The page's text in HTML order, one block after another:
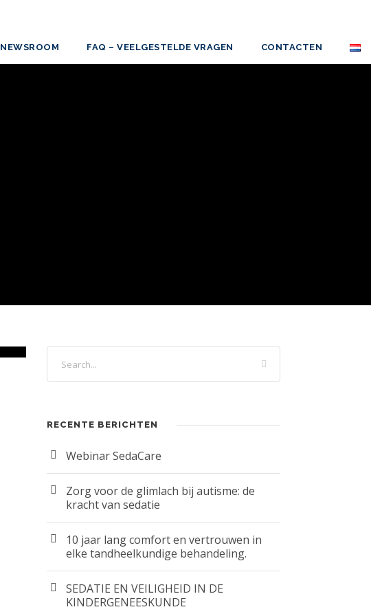
NEWSROOM FAQ – VEELGESTELDE VRAGEN CONTACTEN
RECENTE BERICHTEN
Webinar SedaCare
Zorg voor de glimlach bij autisme: de
kracht van sedatie
10 jaar lang comfort en vertrouwen in
elke tandheelkundige behandeling.
SEDATIE EN VEILIGHEID IN DE
KINDERGENEESKUNDE